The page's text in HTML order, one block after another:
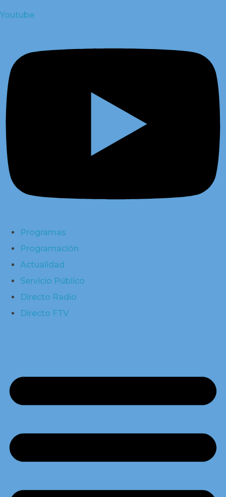
Youtube
Programas
Programación
Actualidad
Servicio Público
Directo Radio
Directo FTV